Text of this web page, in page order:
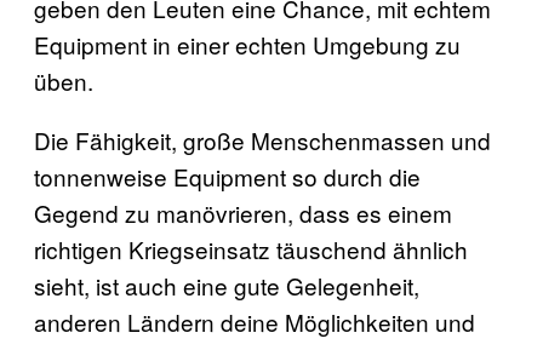
geben den Leuten eine Chance, mit echtem
Equipment in einer echten Umgebung zu
üben.
Die Fähigkeit, große Menschenmassen und
tonnenweise Equipment so durch die
Gegend zu manövrieren, dass es einem
richtigen Kriegseinsatz täuschend ähnlich
sieht, ist auch eine gute Gelegenheit,
anderen Ländern deine Möglichkeiten und